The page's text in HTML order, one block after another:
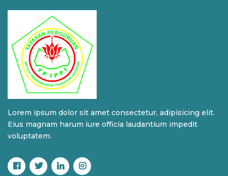
Lorem ipsum dolor sit amet consectetur, adipisicing elit.
Eius magnam harum iure officia laudantium impedit
voluptatem.